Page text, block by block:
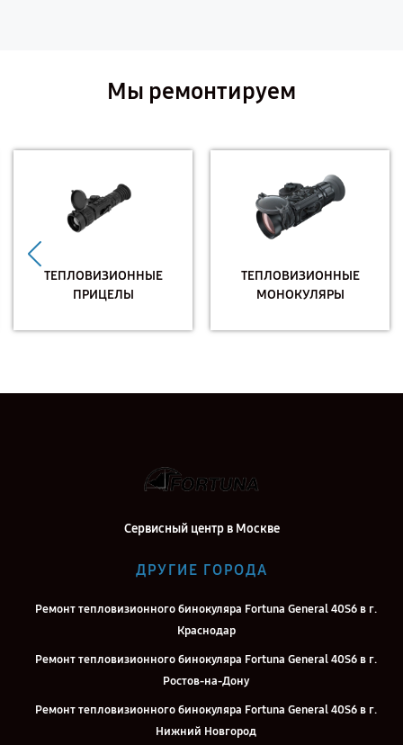
Мы ремонтируем
ТЕПЛОВИЗИОННЫЕ
ПРИЦЕЛЫ
ТЕПЛОВИЗИОННЫЕ
МОНОКУЛЯРЫ
Сервисный центр в Москве
ДРУГИЕ ГОРОДА
Ремонт тепловизионного бинокуляра Fortuna General 40S6 в г.
Краснодар
Ремонт тепловизионного бинокуляра Fortuna General 40S6 в г.
Ростов-на-Дону
Ремонт тепловизионного бинокуляра Fortuna General 40S6 в г.
Нижний Новгород